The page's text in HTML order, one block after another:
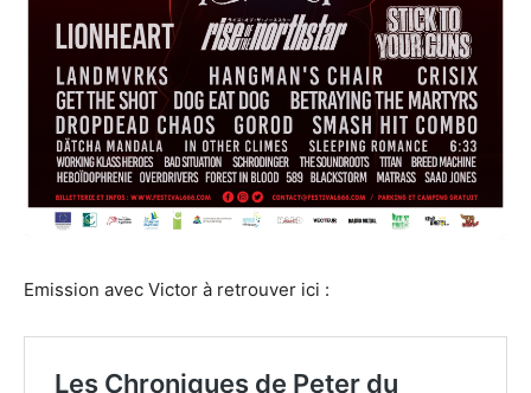
Emission avec Victor à retrouver ici :